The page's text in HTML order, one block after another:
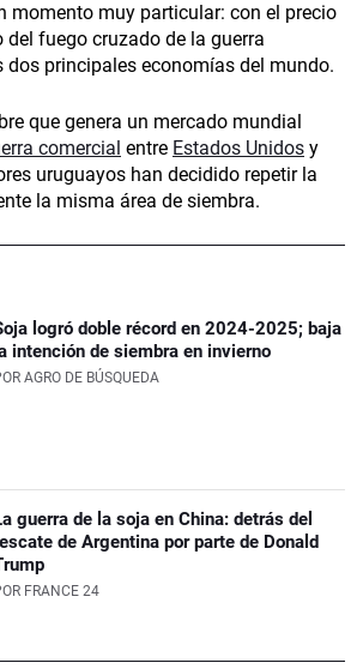
momento muy particular: con el precio
del fuego cruzado de la guerra
dos principales economías del mundo.
que genera un mercado mundial
comercial entre Estados Unidos y
uruguayos han decidido repetir la
la misma área de siembra.
logró doble récord en 2024-2025; baja
intención de siembra en invierno
AGRO DE BÚSQUEDA
guerra de la soja en China: detrás del
de Argentina por parte de Donald
FRANCE 24